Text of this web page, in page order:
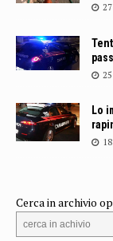
Lo
Cerca in archivio